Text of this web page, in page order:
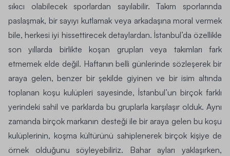
sıkıcı olabilecek sporlardan sayılabilir. Takım sporlarında
paslaşmak, bir sayıyı kutlamak veya arkadaşına moral vermek
bile, herkesi iyi hissettirecek detaylardan. İstanbul’da özellikle
son yıllarda birlikte koşan grupları veya takımları fark
etmemek elde değil. Haftanın belli günlerinde sözleşerek bir
araya gelen, benzer bir şekilde giyinen ve bir isim altında
toplanan koşu kulüpleri sayesinde, İstanbul’un birçok farklı
yerindeki sahil ve parklarda bu gruplarla karşılaşır olduk. Aynı
zamanda birçok markanın desteği ile bir araya gelen bu koşu
kulüplerinin, koşma kültürünü sahiplenerek birçok kişiye de
örnek olduğunu söyleyebiliriz. Bahar ayları yaklaşırken,